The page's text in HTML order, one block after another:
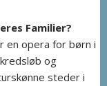
Familier?
en opera for børn i
og
steder i